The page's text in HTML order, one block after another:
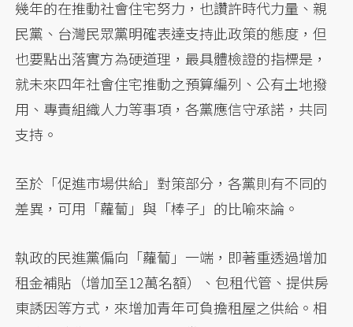
幾年的在推動社會住宅努力，也讚許時代力量、親
民黨、台灣民眾黨明確表達支持此政策的態度，但
也要點出落實方為硬道理，最具體檢證的指標是，
就未來四年社會住宅推動之預算編列、公有土地撥
用、專責組織人力等事項，各黨應信守承諾，共同
支持。
至於「促進市場供給」對策部分，各黨則有不同的
差異，可用「蘿蔔」與「棒子」的比喻來論。
執政的民進黨偏向「蘿蔔」一端，即著重透過增加
租金補貼（增加至12萬名額）、包租代管、提供房
東誘因等方式，來增加青年可負擔租屋之供給。相